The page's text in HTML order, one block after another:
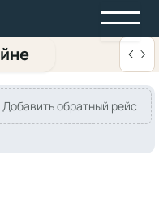
Добавить обратный рейс